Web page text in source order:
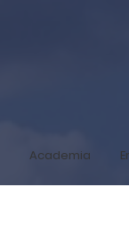
Academia